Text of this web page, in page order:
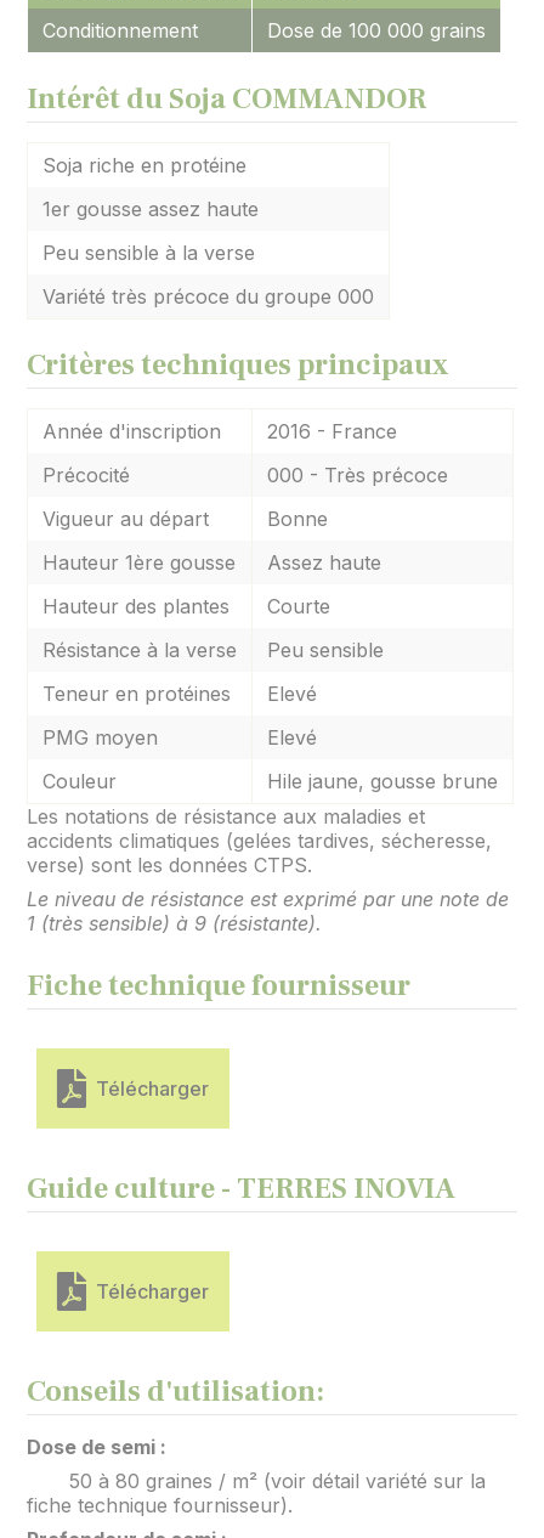
Conditionnement
Dose de 100 000 grains
Intérêt du Soja COMMANDOR
Soja riche en protéine
1er gousse assez haute
Peu sensible à la verse
Variété très précoce du groupe 000
Critères techniques principaux
Année d'inscription
2016 - France
Précocité
000 - Très précoce
Vigueur au départ
Bonne
Hauteur 1ère gousse
Assez haute
Hauteur des plantes
Courte
Résistance à la verse
Peu sensible
Teneur en protéines
Elevé
PMG moyen
Elevé
Couleur
Hile jaune, gousse brune
Les notations de résistance aux maladies et
accidents climatiques (gelées tardives, sécheresse,
verse) sont les données CTPS.
Le niveau de résistance est exprimé par une note de
1 (très sensible) à 9 (résistante).
Fiche technique fournisseur
Télécharger
Guide culture - TERRES INOVIA
Télécharger
Conseils d'utilisation:
Dose de semi :
50 à 80 graines / m² (voir détail variété sur la
fiche technique fournisseur).